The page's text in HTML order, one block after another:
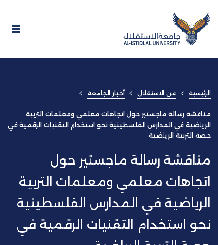
الرئيسية عن الاستقلال أخبار الجامعة
مناقشة رسالة ماجستير حول اتجاهات معلمي ومعلمات التربية
الرياضية في المدارس الفلسطينية نحو استخدام التقنيات الرقمية في
حصة التربية الرياضية
مناقشة رسالة ماجستير حول
اتجاهات معلمي ومعلمات التربية
الرياضية في المدارس الفلسطينية
نحو استخدام التقنيات الرقمية في